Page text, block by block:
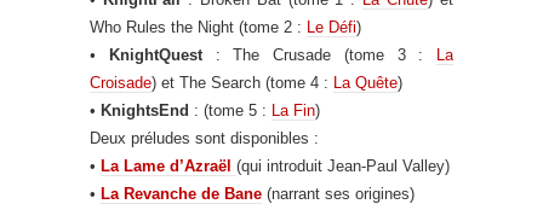
Who Rules the Night (tome 2 : Le Défi)
•
KnightQuest: The Crusade (tome 3 :
La
Croisade) et The Search (tome 4 : La Quête)
• KnightsEnd : (tome 5 : La Fin)
Deux préludes sont disponibles :
• La Lame d’Azraël (qui introduit Jean-Paul Valley)
• La Revanche de Bane (narrant ses origines)